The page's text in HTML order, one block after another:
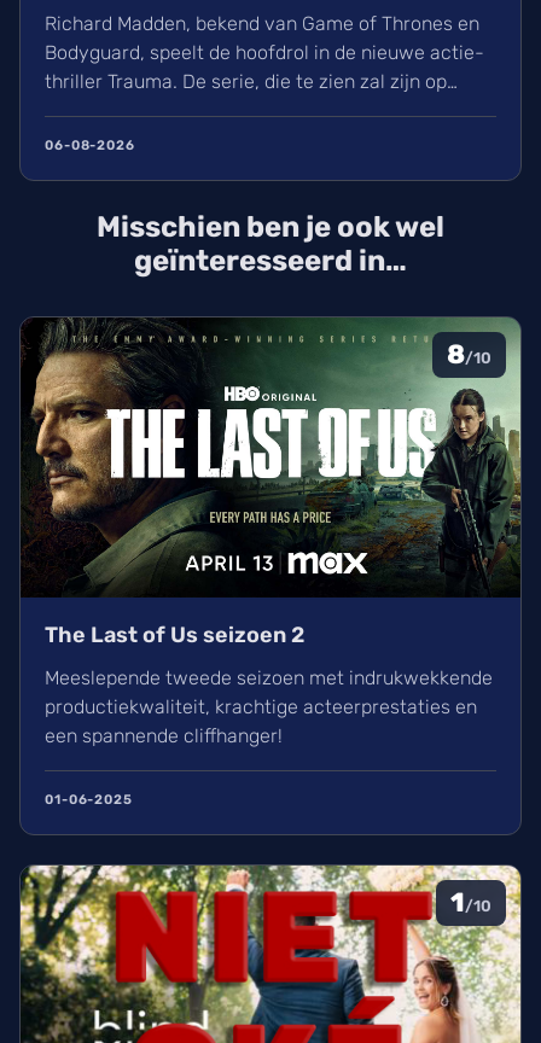
Richard Madden, bekend van Game of Thrones en
Bodyguard, speelt de hoofdrol in de nieuwe actie-
thriller Trauma. De serie, die te zien zal zijn op
tegen terroristen in een Londens ziekenhuis.
06-08-2026
Misschien ben je ook wel
geïnteresseerd in…
8/10
The Last of Us seizoen 2
Meeslepende tweede seizoen met indrukwekkende
productiekwaliteit, krachtige acteerprestaties en
een spannende cliffhanger!
01-06-2025
1/10